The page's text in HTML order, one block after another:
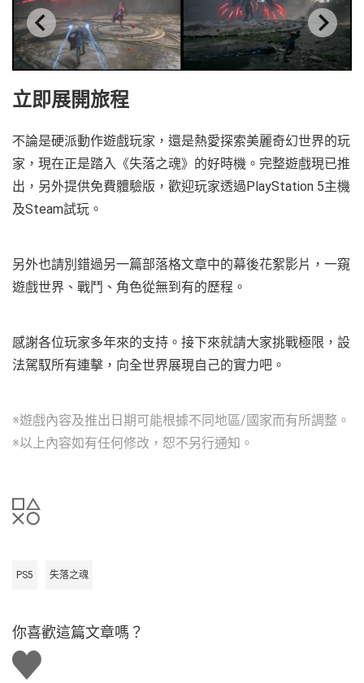
立即展開旅程
不論是硬派動作遊戲玩家，還是熱愛探索美麗奇幻世界的玩
家，現在正是踏入《失落之魂》的好時機。完整遊戲現已推
出，另外提供免費體驗版，歡迎玩家透過PlayStation 5主機
及Steam試玩。
另外也請別錯過另一篇部落格文章中的幕後花絮影片，一窺
遊戲世界、戰鬥、角色從無到有的歷程。
感謝各位玩家多年來的支持。接下來就請大家挑戰極限，設
法駕馭所有連擊，向全世界展現自己的實力吧。
※遊戲內容及推出日期可能根據不同地區/國家而有所調整。
※以上內容如有任何修改，恕不另行通知。
PS5 失落之魂
你喜歡這篇文章嗎？
讚